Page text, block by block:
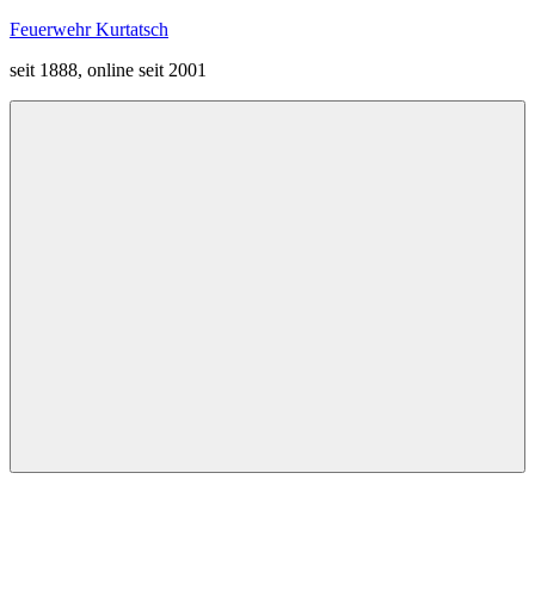
Zum
springen
Feuerwehr Kurtatsch
seit 1888, online seit 2001